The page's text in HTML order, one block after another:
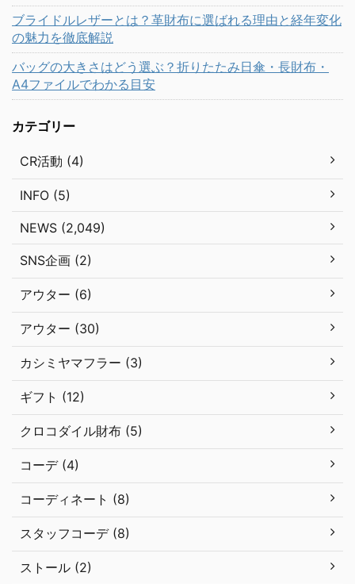
ブライドルレザーとは？革財布に選ばれる理由と経年変化
の魅力を徹底解説
バッグの大きさはどう選ぶ？折りたたみ日傘・長財布・
A4ファイルでわかる目安
カテゴリー
CR活動 (4)
INFO (5)
NEWS (2,049)
SNS企画 (2)
アウター (6)
アウター (30)
カシミヤマフラー (3)
ギフト (12)
クロコダイル財布 (5)
コーデ (4)
コーディネート (8)
スタッフコーデ (8)
ストール (2)